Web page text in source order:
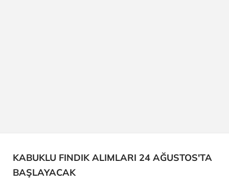
KABUKLU FINDIK ALIMLARI 24 AĞUSTOS'TA
BAŞLAYACAK